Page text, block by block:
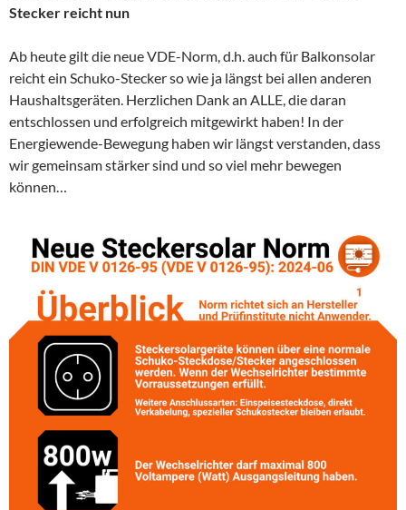
Stecker reicht nun
Ab heute gilt die neue VDE-Norm, d.h. auch für Balkonsolar
reicht ein Schuko-Stecker so wie ja längst bei allen anderen
Haushaltsgeräten. Herzlichen Dank an ALLE, die daran
entschlossen und erfolgreich mitgewirkt haben! In der
Energiewende-Bewegung haben wir längst verstanden, dass
wir gemeinsam stärker sind und so viel mehr bewegen
können…